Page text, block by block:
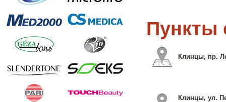
Пункты
Клинцы, пр.
Клинцы, ул.